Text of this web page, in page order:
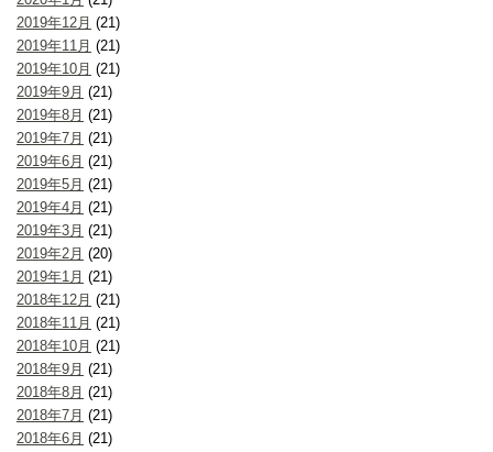
2019年12月 (21)
2019年11月 (21)
2019年10月 (21)
2019年9月 (21)
2019年8月 (21)
2019年7月 (21)
2019年6月 (21)
2019年5月 (21)
2019年4月 (21)
2019年3月 (21)
2019年2月 (20)
2019年1月 (21)
2018年12月 (21)
2018年11月 (21)
2018年10月 (21)
2018年9月 (21)
2018年8月 (21)
2018年7月 (21)
2018年6月 (21)